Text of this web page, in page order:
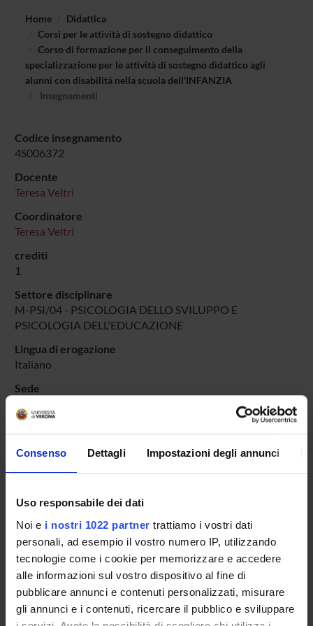
Consenso Dettagli Impostazioni degli annunci
Uso responsabile dei dati
Noi e i nostri 1022 partner trattiamo i vostri dati
personali, ad esempio il vostro numero IP, utilizzando
tecnologie come i cookie per memorizzare e accedere
alle informazioni sul vostro dispositivo al fine di
pubblicare annunci e contenuti personalizzati, misurare
gli annunci e i contenuti, ricercare il pubblico e sviluppare
Home
Didattica
Corsi per le attività di sostegno didattico
Corso di formazione per il conseguimento della
specializzazione per le attività di sostegno didattico agli
alunni con disabilità nella scuola dell'INFANZIA
Insegnamenti
Codice insegnamento
4S006372
Docente
Teresa Veltri
Coordinatore
Teresa Veltri
crediti
1
Settore disciplinare
M-PSI/04 - PSICOLOGIA DELLO SVILUPPO E
PSICOLOGIA DELL'EDUCAZIONE
Lingua di erogazione
Italiano
Sede
Avvisi relativi al corso
Seminari relativi al corso
ORARIO LEZIONI
Presentazione